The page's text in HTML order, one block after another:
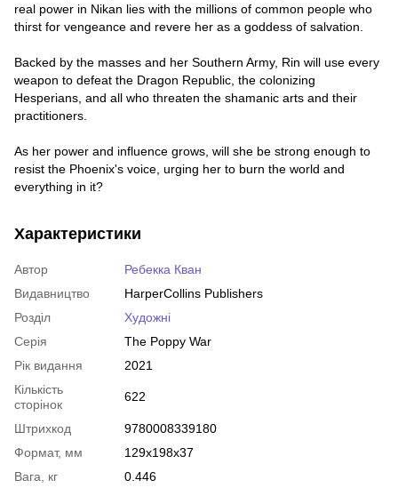
real power in Nikan lies with the millions of common people who
thirst for vengeance and revere her as a goddess of salvation.
Backed by the masses and her Southern Army, Rin will use every
weapon to defeat the Dragon Republic, the colonizing
Hesperians, and all who threaten the shamanic arts and their
practitioners.
As her power and influence grows, will she be strong enough to
resist the Phoenix's voice, urging her to burn the world and
everything in it?
Характеристики
Автор
Ребекка Кван
Видавництво
HarperCollins Publishers
Розділ
Художні
Серія
The Poppy War
Рік видання
2021
Кількість
сторінок
622
Штрихкод
9780008339180
Формат, мм
129x198x37
Вага, кг
0.446